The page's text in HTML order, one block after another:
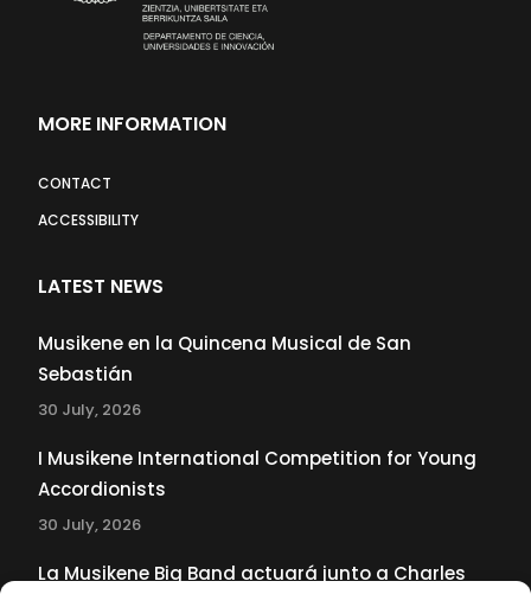
MORE INFORMATION
CONTACT
ACCESSIBILITY
LATEST NEWS
Musikene en la Quincena Musical de San
Sebastián
30 July, 2026
I Musikene International Competition for Young
Accordionists
30 July, 2026
La Musikene Big Band actuará junto a Charles